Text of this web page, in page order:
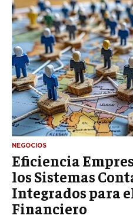
NEGOCIOS
Eficiencia
los Sistemas
Integrados para
Financiero